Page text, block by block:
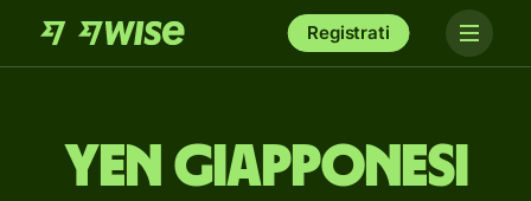
Registrati
yen giapponesi